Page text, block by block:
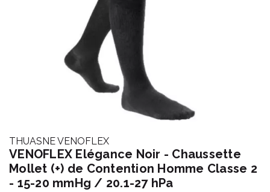
THUASNE VENOFLEX
VENOFLEX Elégance Noir - Chaussette
Mollet (+) de Contention Homme Classe 2
- 15-20 mmHg / 20.1-27 hPa